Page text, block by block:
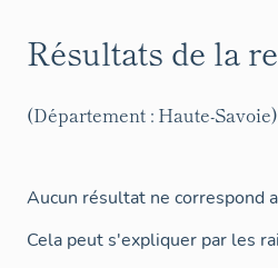
Résultats de la
(Département : Haute-Savoie)
Aucun résultat ne correspond
Cela peut s'expliquer par les